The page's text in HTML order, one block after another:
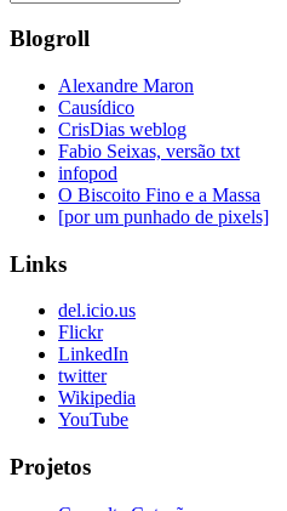
Blogroll
Alexandre Maron
Causídico
CrisDias weblog
Fabio Seixas, versão txt
infopod
O Biscoito Fino e a Massa
[por um punhado de pixels]
Links
del.icio.us
Flickr
LinkedIn
twitter
Wikipedia
YouTube
Projetos